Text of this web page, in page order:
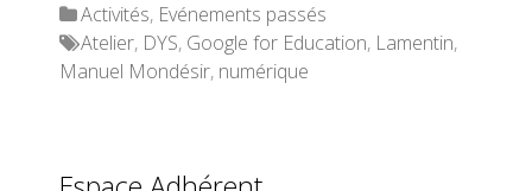
Categories
Activités, Evénements passés
Tags
Atelier, DYS, Google for Education, Lamentin,
Manuel Mondésir, numérique